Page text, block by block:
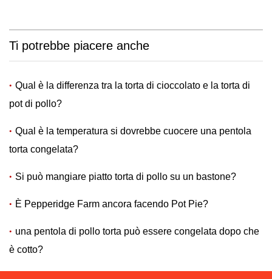
Ti potrebbe piacere anche
Qual è la differenza tra la torta di cioccolato e la torta di
pot di pollo?
Qual è la temperatura si dovrebbe cuocere una pentola
torta congelata?
Si può mangiare piatto torta di pollo su un bastone?
È Pepperidge Farm ancora facendo Pot Pie?
una pentola di pollo torta può essere congelata dopo che
è cotto?